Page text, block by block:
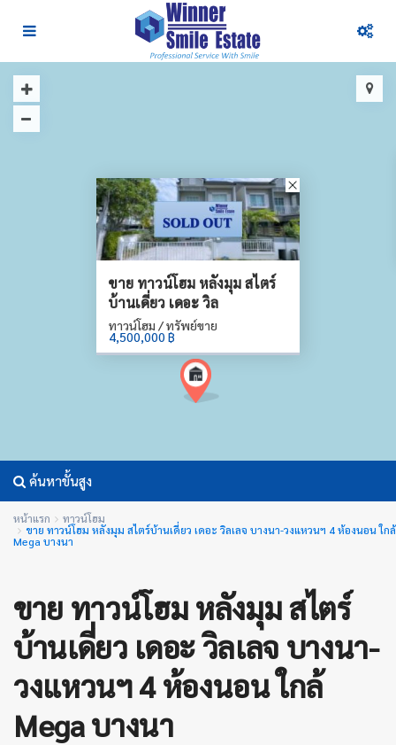
ขาย ทาวน์โฮม หลังมุม สไตร์
บ้านเดี่ยว เดอะ วิล
ทาวน์โฮม / ทรัพย์ขาย
4,500,000 ฿
ค้นหาขั้นสูง
หน้าแรก
ทาวน์โฮม
ขาย ทาวน์โฮม หลังมุม สไตร์บ้านเดี่ยว เดอะ วิลเลจ บางนา-วงแหวนฯ 4 ห้องนอน ใกล้
Mega บางนา
ขาย ทาวน์โฮม หลังมุม สไตร์
บ้านเดี่ยว เดอะ วิลเลจ บางนา-
วงแหวนฯ 4 ห้องนอน ใกล้
Mega บางนา